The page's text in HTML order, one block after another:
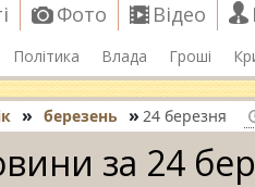
Фото Відео
Політика Влада Гроші
» березень » 24 березня
за 24